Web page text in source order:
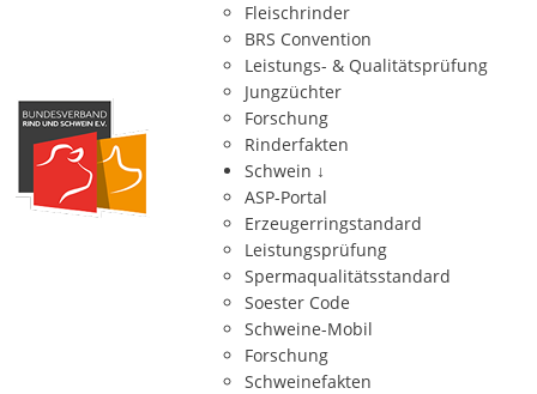
Fleischrinder
BRS Convention
Leistungs- & Qualitätsprüfung
Jungzüchter
Forschung
Rinderfakten
Schwein ↓
ASP-Portal
Erzeugerringstandard
Leistungsprüfung
Spermaqualitätsstandard
Soester Code
Schweine-Mobil
Forschung
Schweinefakten